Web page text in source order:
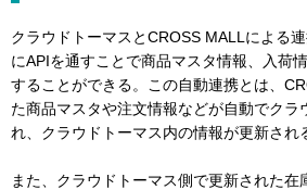
クラウドトーマスとCROSS MALLによる
にAPIを通すことで商品マスタ情報、入荷
することができる。この自動連携とは、
た商品マスタや注文情報などが自動でクラ
れ、クラウドトーマス内の情報が更新され
また、クラウドトーマス側で更新された